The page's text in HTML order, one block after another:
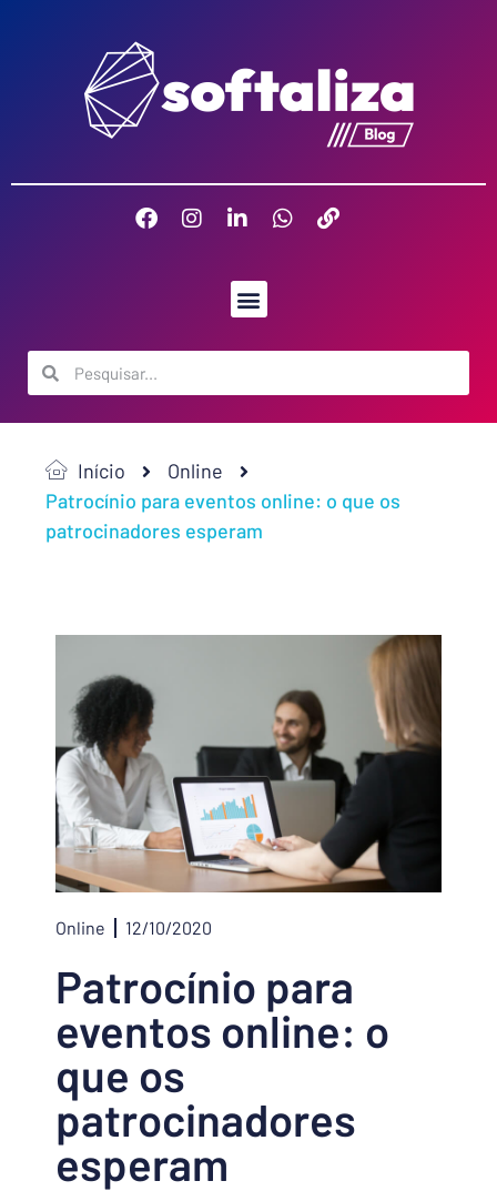
Início
Online
Patrocínio para eventos online: o que os
patrocinadores esperam
Online 12/10/2020
Patrocínio para
eventos online: o
que os
patrocinadores
esperam